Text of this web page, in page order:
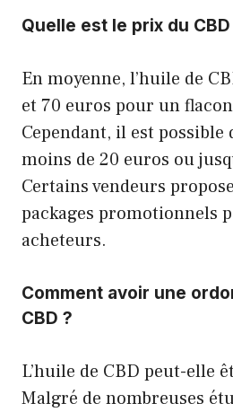
Quelle est le prix du CBD
En moyenne, l’huile de
et 70 euros pour un
Cependant, il est possible
moins de 20 euros ou
Certains vendeurs
packages promotionnels
acheteurs.
Comment avoir une
CBD ?
L’huile de CBD peut-elle
Malgré de nombreuses